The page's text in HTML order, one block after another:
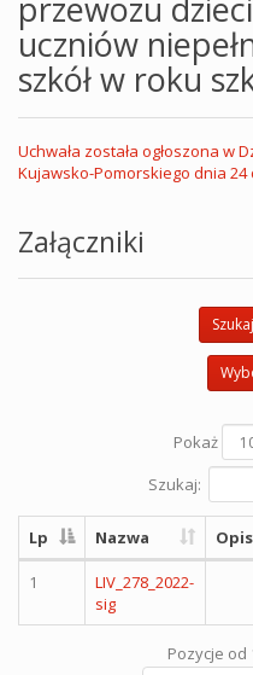
przewozu
uczniów
szkół w roku
Uchwała została ogłoszona w
Kujawsko-Pomorskiego dnia 24
Załączniki
Pokaż
Szukaj:
Lp Nazwa Opis
1
LIV_278_2022-
sig
Pozycje od